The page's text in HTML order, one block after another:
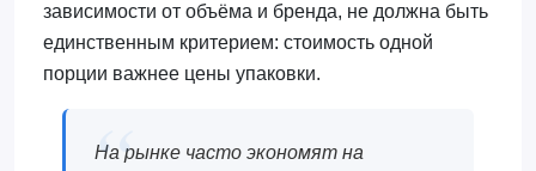
зависимости от объёма и бренда, не должна быть
единственным критерием: стоимость одной
порции важнее цены упаковки.
На рынке часто экономят на